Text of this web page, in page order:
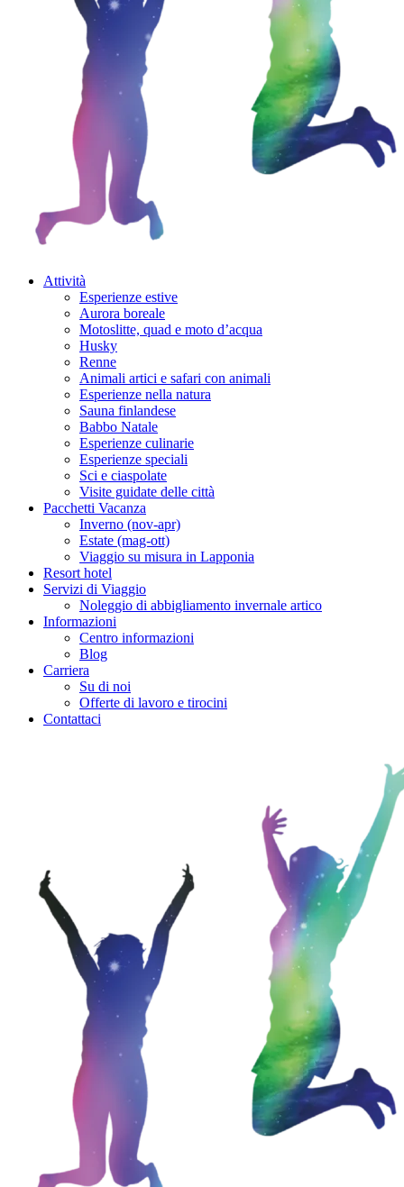
Attività
Esperienze estive
Aurora boreale
Motoslitte, quad e moto d’acqua
Husky
Renne
Animali artici e safari con animali
Esperienze nella natura
Sauna finlandese
Babbo Natale
Esperienze culinarie
Esperienze speciali
Sci e ciaspolate
Visite guidate delle città
Pacchetti Vacanza
Inverno (nov-apr)
Estate (mag-ott)
Viaggio su misura in Lapponia
Resort hotel
Servizi di Viaggio
Noleggio di abbigliamento invernale artico
Informazioni
Centro informazioni
Blog
Carriera
Su di noi
Offerte di lavoro e tirocini
Contattaci